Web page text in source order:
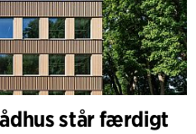
står færdigt